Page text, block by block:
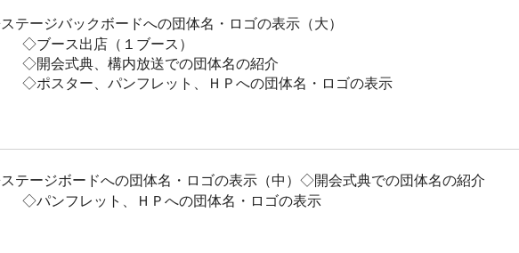
テージバックボードへの団体名・ロゴの表示（大）
◇ブース出店（１ブース）
◇開会式典、構内放送での団体名の紹介
◇ポスター、パンフレット、ＨＰへの団体名・ロゴの表示
テージボードへの団体名・ロゴの表示（中）◇開会式典での団体名の紹介
◇パンフレット、ＨＰへの団体名・ロゴの表示